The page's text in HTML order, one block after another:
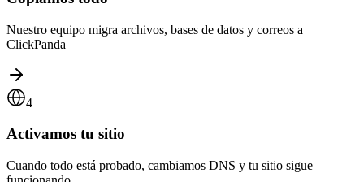
Nuestro equipo migra archivos, bases de datos y correos a
ClickPanda
4
Activamos tu sitio
Cuando todo está probado, cambiamos DNS y tu sitio sigue